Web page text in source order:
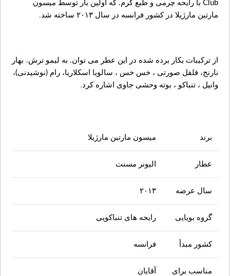
Club با رایحه چرمی و طبع گرم. که اولین بار توسط میسون
مارتین مارژیلا در کشور فرانسه در سال ۲۰۱۳ ساخته شد
.
از ترکیبات بکار برده شده در این عطر می توان. به لیمو ترش، بهار
نارنج، فلفل صورتی ، خس خس ، سالویا اسکلاریا، رام (نوشیدنی)،
وانیل ، تنباکو ، بوته وحشی جاوی اشاره کرد.
برند میسون مارتین مارژیلا
عطار الیونر مسنت
سال عرضه ۲۰۱۳
گروه بویایی رایحه های تنباکویی
کشور مبدأ فرانسه
مناسب برای آقایان